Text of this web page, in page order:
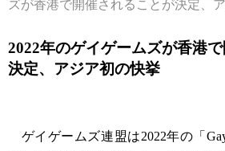
ズが香港で開催されることが決定、
2022年のゲイゲームズが香港
決定、アジア初の快挙
ゲイゲームズ連盟は2022年の「